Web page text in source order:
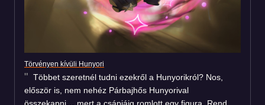
Törvényen kívüli Hunyori
Többet szeretnél tudni ezekről a Hunyorikról? Nos,
először is, nem nehéz Párbajhős Hunyorival
összekapni… mert a csápjáig romlott egy figura. Rend